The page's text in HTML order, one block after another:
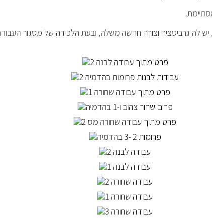
לה גרביטציה וצורה חדשה משלה, ובעת הלכידה של מסגור